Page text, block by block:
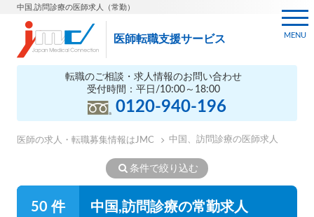
中国,訪問診療の医師求人（常勤）
医師転職支援サービス
転職のご相談・求人情報のお問い合わせ
受付時間：平日/10:00～18:00
0120-940-196
MENU
医師の求人・転職募集情報はJMC 中国、訪問診療の医師求人
条件で絞り込む
50 件 中国,訪問診療の常勤求人